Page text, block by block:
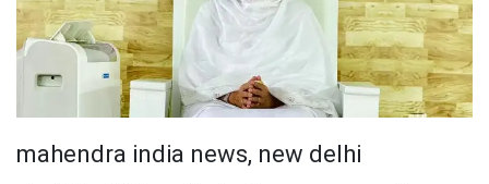
mahendra india news, new delhi